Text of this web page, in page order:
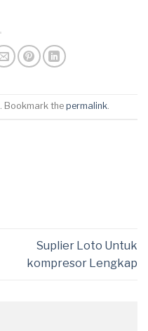
. Bookmark the permalink.
Suplier Loto Untuk
kompresor Lengkap